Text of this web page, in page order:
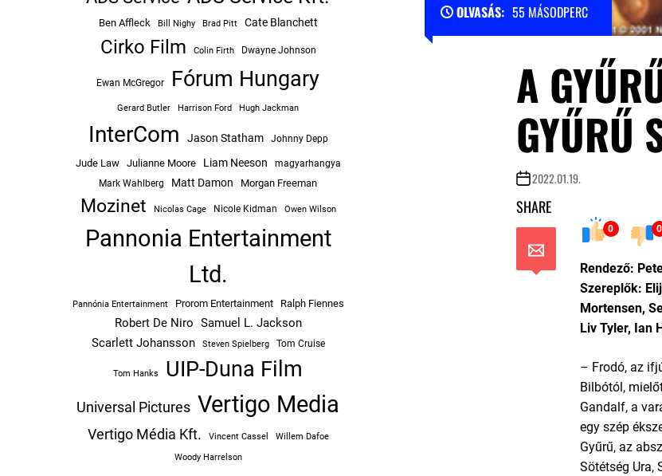
OLVASÁS: 55 MÁSODPERC
A
GYŰRŰ
2022.01.19.
SHARE
0 0
Rendező:
Szereplők:
Mortensen,
Liv Tyler, Ian
– Frodó, az
Bilbótól,
Gandalf, a
egy szép
Gyűrű, az
Sötétség Ura,
Ben Affleck Bill Nighy Brad Pitt Cate Blanchett
Cirko Film Colin Firth Dwayne Johnson
Ewan McGregor Fórum Hungary
Gerard Butler Harrison Ford Hugh Jackman
InterCom Jason Statham Johnny Depp
Jude Law Julianne Moore Liam Neeson
magyarhangya
Mark Wahlberg
Matt Damon Morgan Freeman
Mozinet Nicolas Cage Nicole Kidman Owen Wilson
Pannonia Entertainment
Ltd.
Pannónia Entertainment Prorom Entertainment Ralph Fiennes
Robert De Niro Samuel L. Jackson
Scarlett Johansson
Steven Spielberg Tom Cruise
Tom Hanks UIP-Duna Film
Universal Pictures Vertigo Media
Vertigo Média Kft. Vincent Cassel
Willem Dafoe
Woody Harrelson